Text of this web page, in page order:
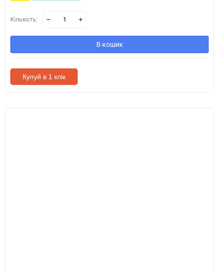
Кількість:
В кошик
Купуй в 1 клік